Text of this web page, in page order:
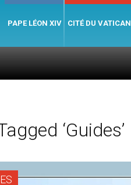
PAPE LÉON XIV CITÉ DU VATICAN
‘Guides’